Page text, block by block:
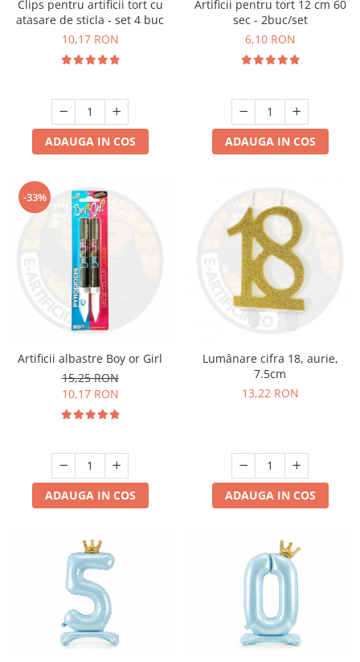
Clips pentru artificii tort cu
atasare de sticla - set 4 buc
10,17 RON
ADAUGA IN COS
Artificii pentru tort 12 cm 60
sec - 2buc/set
6,10 RON
ADAUGA IN COS
-33%
Artificii albastre Boy or Girl
15,25 RON
10,17 RON
ADAUGA IN COS
Lumânare cifra 18, aurie,
7.5cm
13,22 RON
ADAUGA IN COS